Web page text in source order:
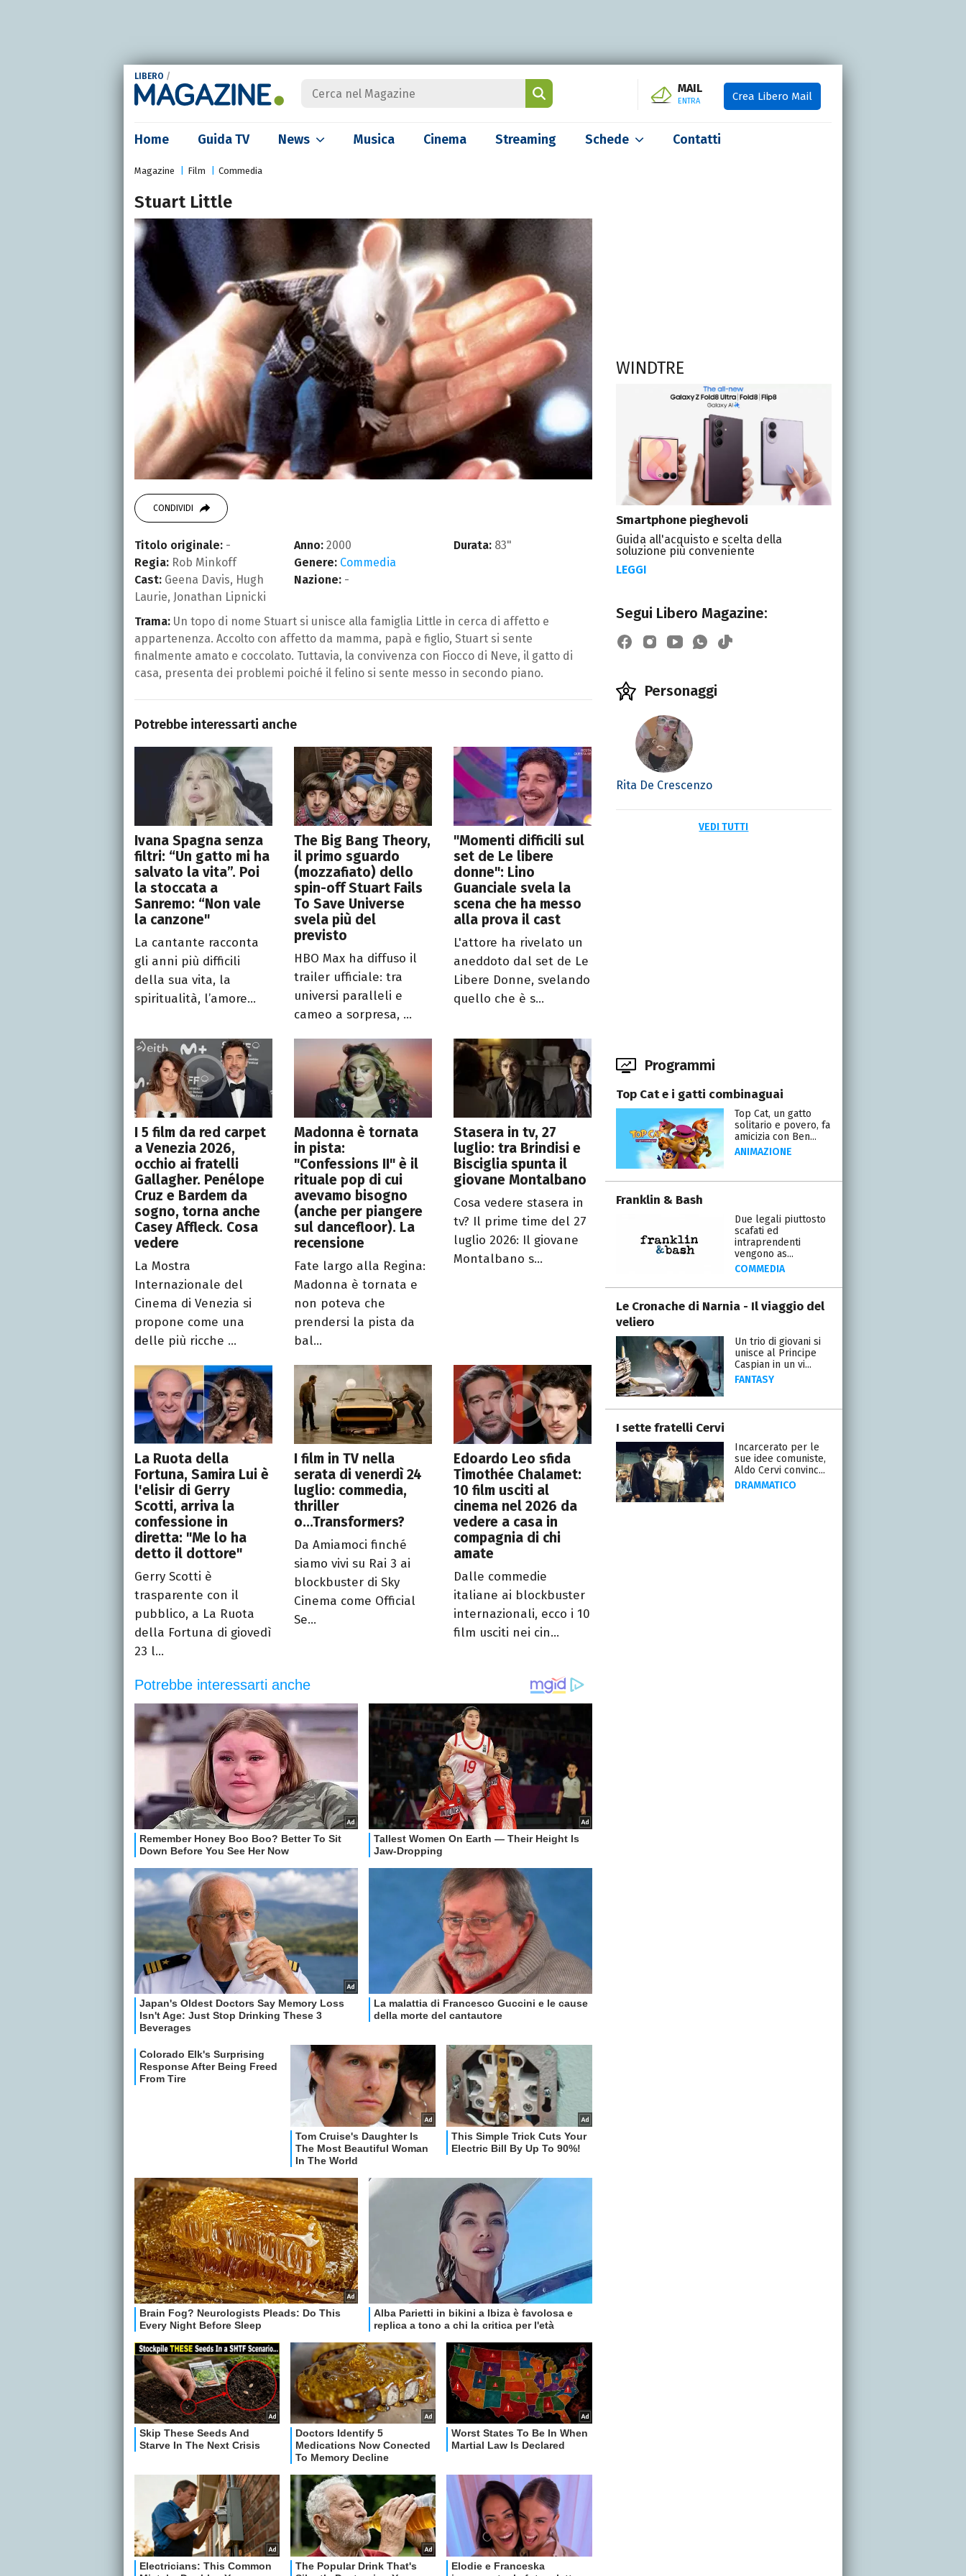
LIBERO /
MAIL
ENTRA Crea Libero Mail
Home Guida TV News Musica Cinema Streaming Schede Contatti
Magazine Film Commedia
Stuart Little
CONDIVIDI
Titolo originale: -
Regia: Rob Minkoff
Cast: Geena Davis, Hugh
Laurie, Jonathan Lipnicki
Anno: 2000
Genere: Commedia
Nazione: -
Durata: 83"
Trama: Un topo di nome Stuart si unisce alla famiglia Little in cerca di affetto e
appartenenza. Accolto con affetto da mamma, papà e figlio, Stuart si sente
finalmente amato e coccolato. Tuttavia, la convivenza con Fiocco di Neve, il gatto di
casa, presenta dei problemi poiché il felino si sente messo in secondo piano.
Potrebbe interessarti anche
Ivana Spagna senza
filtri: “Un gatto mi ha
salvato la vita”. Poi
la stoccata a
Sanremo: “Non vale
la canzone"
La cantante racconta
gli anni più difficili
della sua vita, la
spiritualità, l’amore...
The Big Bang Theory,
il primo sguardo
(mozzafiato) dello
spin-off Stuart Fails
To Save Universe
svela più del
previsto
HBO Max ha diffuso il
trailer ufficiale: tra
universi paralleli e
cameo a sorpresa, ...
"Momenti difficili sul
set de Le libere
donne": Lino
Guanciale svela la
scena che ha messo
alla prova il cast
L'attore ha rivelato un
aneddoto dal set de Le
Libere Donne, svelando
quello che è s...
I 5 film da red carpet
a Venezia 2026,
occhio ai fratelli
Gallagher. Penélope
Cruz e Bardem da
sogno, torna anche
Casey Affleck. Cosa
vedere
La Mostra
Internazionale del
Cinema di Venezia si
propone come una
delle più ricche ...
Madonna è tornata
in pista:
"Confessions II" è il
rituale pop di cui
avevamo bisogno
(anche per piangere
sul dancefloor). La
recensione
Fate largo alla Regina:
Madonna è tornata e
non poteva che
prendersi la pista da
bal...
Stasera in tv, 27
luglio: tra Brindisi e
Bisciglia spunta il
giovane Montalbano
Cosa vedere stasera in
tv? Il prime time del 27
luglio 2026: Il giovane
Montalbano s...
La Ruota della
Fortuna, Samira Lui è
l'elisir di Gerry
Scotti, arriva la
confessione in
diretta: "Me lo ha
detto il dottore"
Gerry Scotti è
trasparente con il
pubblico, a La Ruota
della Fortuna di giovedì
23 l...
I film in TV nella
serata di venerdì 24
luglio: commedia,
thriller
o...Transformers?
Da Amiamoci finché
siamo vivi su Rai 3 ai
blockbuster di Sky
Cinema come Official
Se...
Edoardo Leo sfida
Timothée Chalamet:
10 film usciti al
cinema nel 2026 da
vedere a casa in
compagnia di chi
amate
Dalle commedie
italiane ai blockbuster
internazionali, ecco i 10
film usciti nei cin...
WINDTRE
Smartphone pieghevoli
Guida all'acquisto e scelta della
soluzione più conveniente
LEGGI
Segui Libero Magazine:
Personaggi
Rita De Crescenzo
VEDI TUTTI
Programmi
Top Cat e i gatti combinaguai
Top Cat, un gatto
solitario e povero, fa
amicizia con Ben...
ANIMAZIONE
Franklin & Bash
Due legali piuttosto
scafati ed
intraprendenti
vengono as...
COMMEDIA
Le Cronache di Narnia - Il viaggio del
veliero
Un trio di giovani si
unisce al Principe
Caspian in un vi...
FANTASY
I sette fratelli Cervi
Incarcerato per le
sue idee comuniste,
Aldo Cervi convinc...
DRAMMATICO